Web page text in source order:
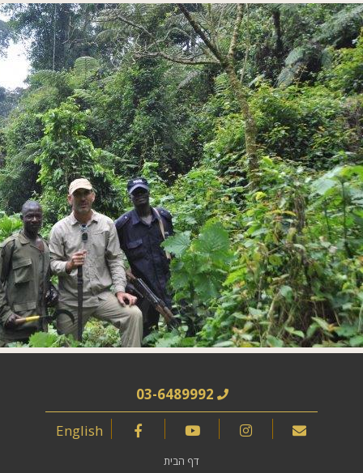
03-6489992
English
דף הבית